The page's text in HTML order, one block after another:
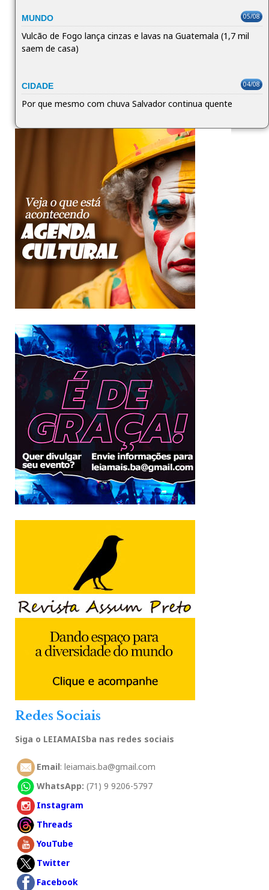
MUNDO 05/08
Vulcão de Fogo lança cinzas e lavas na Guatemala (1,7 mil
saem de casa)
CIDADE 04/08
Por que mesmo com chuva Salvador continua quente
Redes Sociais
Siga o LEIAMAISba nas redes sociais
Email: leiamais.ba@gmail.com
WhatsApp: (71) 9 9206-5797
Instagram
Threads
YouTube
Twitter
Facebook